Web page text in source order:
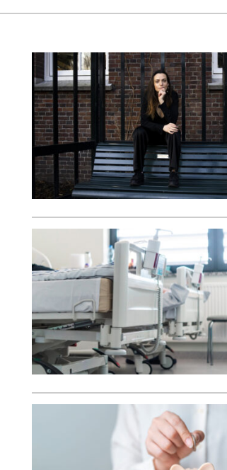
Column
Cisca Dresselhuys
Column
Cisca Dresselhuys